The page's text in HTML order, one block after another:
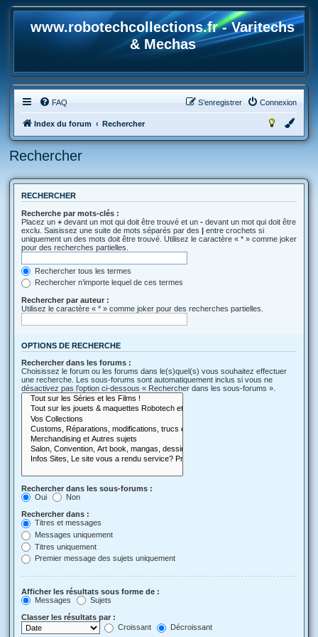
www.robotechcollections.fr - Varitechs
& Mechas
FAQ Connexion
S’enregistrer
Index du forum Rechercher
Rechercher
RECHERCHER
Recherche par mots-clés :
Placez un + devant un mot qui doit être trouvé et un - devant un mot qui doit être
exclu. Saisissez une suite de mots séparés par des | entre crochets si
uniquement un des mots doit être trouvé. Utilisez le caractère « * » comme joker
pour des recherches partielles.
Rechercher tous les termes
Rechercher n’importe lequel de ces termes
Rechercher par auteur :
Utilisez le caractère « * » comme joker pour des recherches partielles.
OPTIONS DE RECHERCHE
Rechercher dans les forums :
Choisissez le forum ou les forums dans le(s)quel(s) vous souhaitez effectuer
une recherche. Les sous-forums sont automatiquement inclus si vous ne
désactivez pas l’option ci-dessous « Rechercher dans les sous-forums ».
Rechercher dans les sous-forums :
Oui
Non
Rechercher dans :
Titres et messages
Messages uniquement
Titres uniquement
Premier message des sujets uniquement
Afficher les résultats sous forme de :
Messages
Sujets
Classer les résultats par :
Croissant
Décroissant